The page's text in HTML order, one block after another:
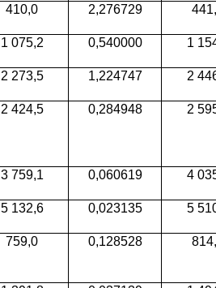
410,0 2,276729
1 075,2 0,540000 1
2 273,5 1,224747 2
2 424,5 0,284948 2
3 759,1 0,060619 4
5 132,6 0,023135 5
759,0 0,128528